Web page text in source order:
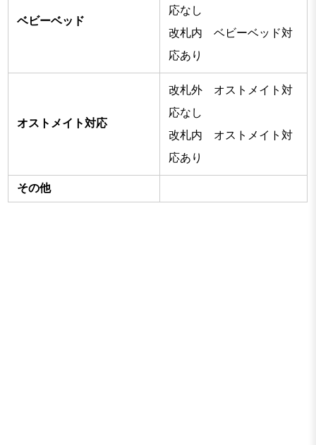
ベビーベッド
応なし
改札内 ベビーベッド対
応あり
オストメイト対応
改札外 オストメイト対
応なし
改札内 オストメイト対
応あり
その他